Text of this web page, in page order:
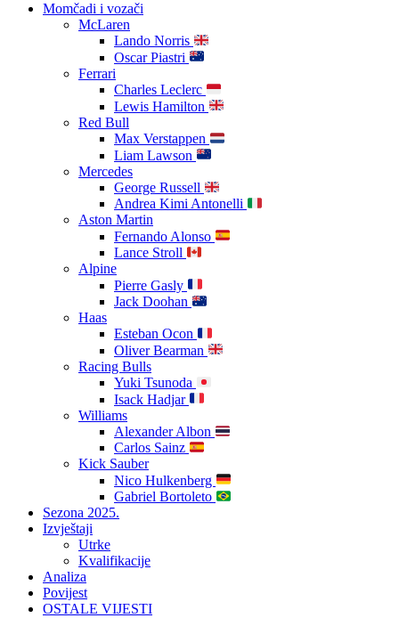
Momčadi i vozači
McLaren
Lando Norris
Oscar Piastri
Ferrari
Charles Leclerc
Lewis Hamilton
Red Bull
Max Verstappen
Liam Lawson
Mercedes
George Russell
Andrea Kimi Antonelli
Aston Martin
Fernando Alonso
Lance Stroll
Alpine
Pierre Gasly
Jack Doohan
Haas
Esteban Ocon
Oliver Bearman
Racing Bulls
Yuki Tsunoda
Isack Hadjar
Williams
Alexander Albon
Carlos Sainz
Kick Sauber
Nico Hulkenberg
Gabriel Bortoleto
Sezona 2025.
Izvještaji
Utrke
Kvalifikacije
Analiza
Povijest
OSTALE VIJESTI